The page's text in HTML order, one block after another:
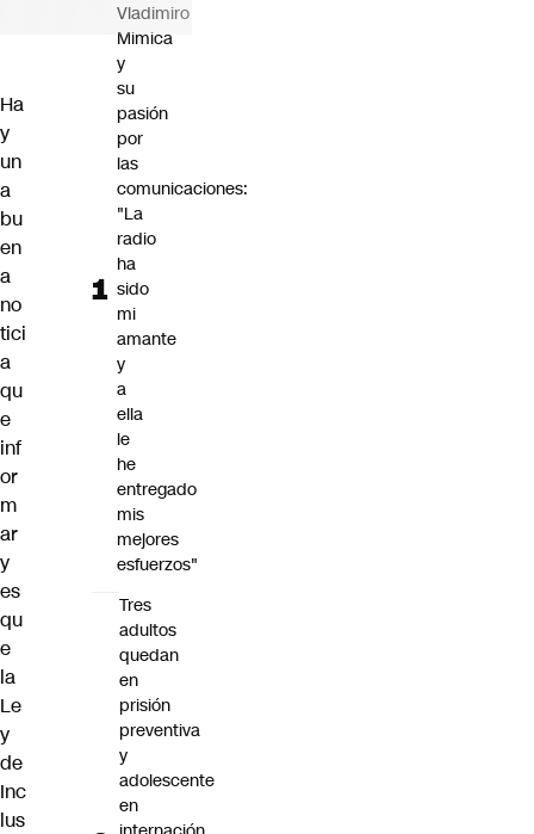
Ha
y
un
a
bu
en
a
no
tici
a
qu
e
inf
or
m
ar
y
es
qu
e
la
Le
y
de
Inc
lus
Vladimiro
Mimica
y
su
pasión
por
las
comunicaciones:
"La
radio
ha
sido
mi
amante
y
a
ella
le
he
entregado
mis
mejores
esfuerzos"
Tres
adultos
quedan
en
prisión
preventiva
y
adolescente
en